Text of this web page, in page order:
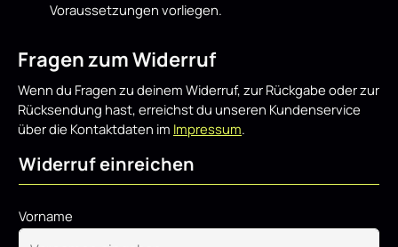
Voraussetzungen vorliegen.
Fragen zum Widerruf
Wenn du Fragen zu deinem Widerruf, zur Rückgabe oder zur
Rücksendung hast, erreichst du unseren Kundenservice
über die Kontaktdaten im Impressum.
Widerruf einreichen
Vorname